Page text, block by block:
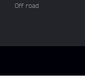
Off road